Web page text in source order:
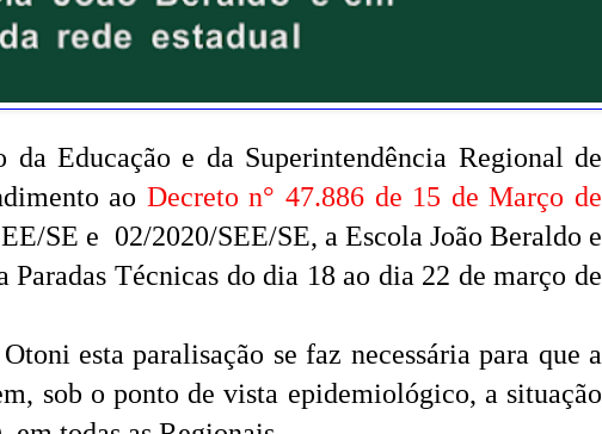
da Educação e da Superintendência Regional de
ao Decreto n° 47.886 de 15 de Março de
SE e 02/2020/SEE/SE, a Escola João Beraldo e
Paradas Técnicas do dia 18 ao dia 22 de março de
esta paralisação se faz necessária para que a
sob o ponto de vista epidemiológico, a situação